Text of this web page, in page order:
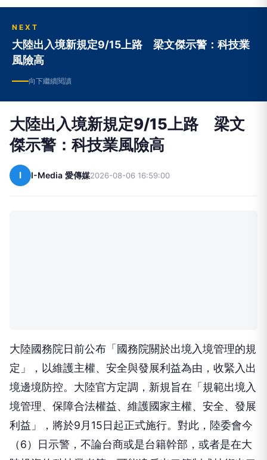
NEXT
大陸出入境新規定9/15上路 梁文傑示警：科技業
風險高
向下繼續閱讀
大陸出入境新規定9/15上路 梁文
傑示警：科技業風險高
I I-Media 愛傳媒2026-08-06 16:59:00
大陸國務院日前公布「國務院關於出境入境管理的規
定」，以維護主權、安全與發展利益為由，收緊入出
境邊境防控。大陸官方定調，新規旨在「規範出境入
境管理、保障合法權益、維護國家主權、安全、發展
利益」，將於9月15日起正式施行。對此，陸委會今
（6）日示警，不論台商或是台籍幹部，或者是在大